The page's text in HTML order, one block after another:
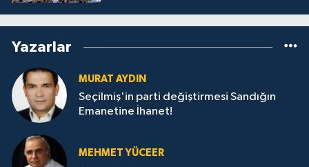
Yazarlar
MURAT AYDIN
Seçilmiş'in parti değiştirmesi Sandığın
Emanetine İhanet!
MEHMET YÜCEER